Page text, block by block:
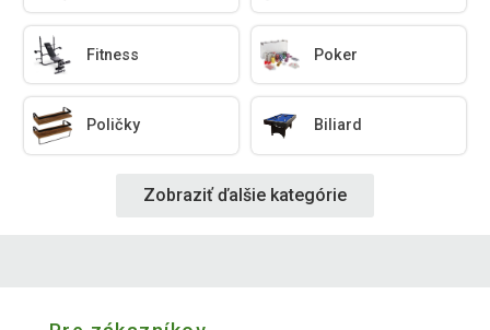
Fitness Poker
Poličky Biliard
Zobraziť ďalšie kategórie